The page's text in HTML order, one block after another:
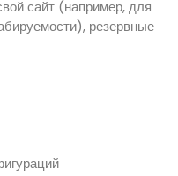
сайт (например, для
резервные